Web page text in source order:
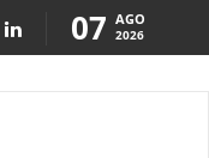
07 AGO
2026